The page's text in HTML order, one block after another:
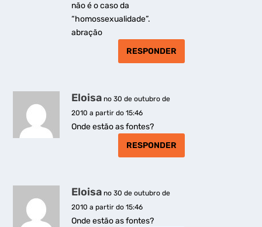
não é o caso da
“homossexualidade”.
abração
RESPONDER
Eloisa no 30 de outubro de
2010 a partir do 15:46
Onde estão as fontes?
RESPONDER
Eloisa no 30 de outubro de
2010 a partir do 15:46
Onde estão as fontes?